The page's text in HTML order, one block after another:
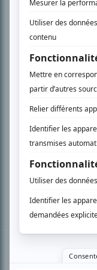
PLAN DU SITE
Accueil
Liste des oeuvres
À propos
Termes et conditions
Gestion du consentement